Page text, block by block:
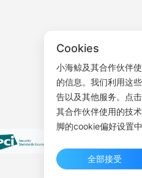
Cookies
小海鲸及其合作伙伴
的信息。我们利用这
告以及其他服务。点
其合作伙伴使用的技
脚的cookie偏好设置
全部接受